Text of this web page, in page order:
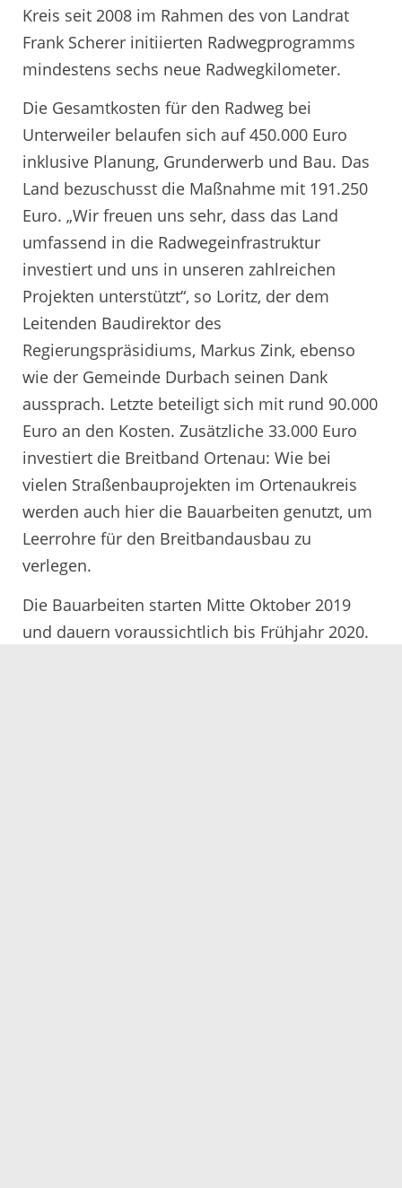
Kreis seit 2008 im Rahmen des von Landrat
Frank Scherer initiierten Radwegprogramms
mindestens sechs neue Radwegkilometer.
Die Gesamtkosten für den Radweg bei
Unterweiler belaufen sich auf 450.000 Euro
inklusive Planung, Grunderwerb und Bau. Das
Land bezuschusst die Maßnahme mit 191.250
Euro. „Wir freuen uns sehr, dass das Land
umfassend in die Radwegeinfrastruktur
investiert und uns in unseren zahlreichen
Projekten unterstützt“, so Loritz, der dem
Leitenden Baudirektor des
Regierungspräsidiums, Markus Zink, ebenso
wie der Gemeinde Durbach seinen Dank
aussprach. Letzte beteiligt sich mit rund 90.000
Euro an den Kosten. Zusätzliche 33.000 Euro
investiert die Breitband Ortenau: Wie bei
vielen Straßenbauprojekten im Ortenaukreis
werden auch hier die Bauarbeiten genutzt, um
Leerrohre für den Breitbandausbau zu
verlegen.
Die Bauarbeiten starten Mitte Oktober 2019
und dauern voraussichtlich bis Frühjahr 2020.